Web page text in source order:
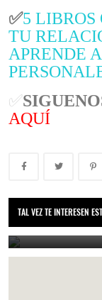
✅5 LIBROS
TU
APRENDE
✅
AQUÍ
TAL VEZ TE INTERESEN
¿Qué es la